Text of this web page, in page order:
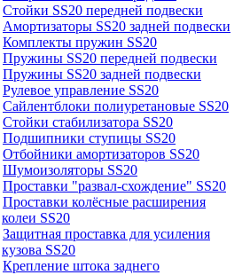
Стойки SS20 передней подвески
Амортизаторы SS20 задней подвески
Комплекты пружин SS20
Пружины SS20 передней подвески
Пружины SS20 задней подвески
Рулевое управление SS20
Сайлентблоки полиуретановые SS20
Стойки стабилизатора SS20
Подшипники ступицы SS20
Отбойники амортизаторов SS20
Шумоизоляторы SS20
Проставки "развал-схождение" SS20
Проставки колёсные расширения
колеи SS20
Защитная проставка для усиления
кузова SS20
Крепление штока заднего